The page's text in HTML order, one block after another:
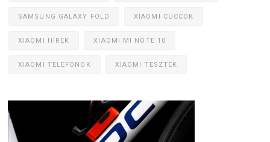
SAMSUNG GALAXY FOLD XIAOMI CUCCOK
XIAOMI HÍREK XIAOMI MI NOTE 10
XIAOMI TELEFONOK XIAOMI TESZTEK